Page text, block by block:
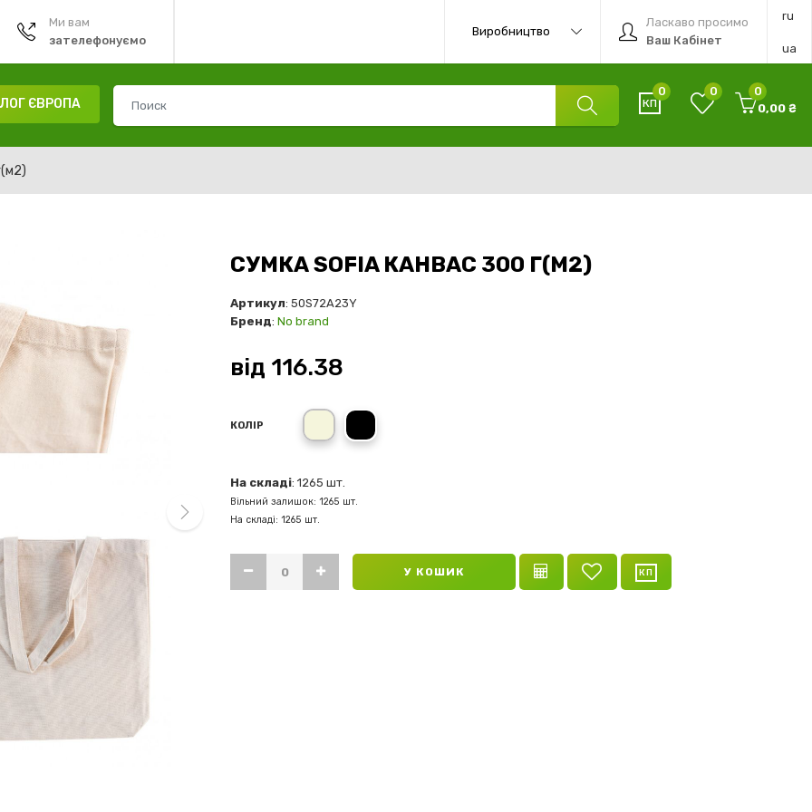
Ми вам
зателефонуємо
ru
ua
Ласкаво просимо
Ваш Кабінет
Виробництво
ЄВРОПА
0 0
0
0,00 ₴
СУМКА SOFIA КАНВАС 300 Г(М2)
Артикул: 50S72A23Y
Бренд: No brand
від 116.38
КОЛІР
БежевийЧорний
На складі: 1265 шт.
Вільний залишок: 1265 шт.
На складі: 1265 шт.
У КОШИК